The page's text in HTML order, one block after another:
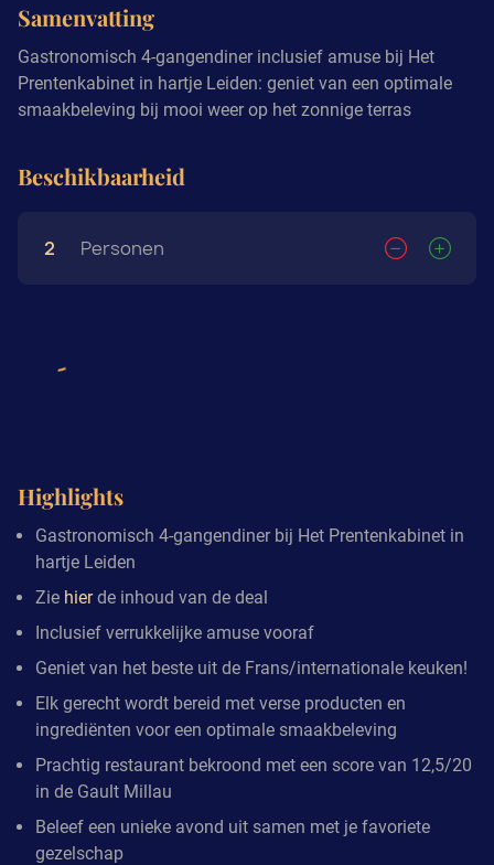
Samenvatting
Gastronomisch 4-gangendiner inclusief amuse bij Het
Prentenkabinet in hartje Leiden: geniet van een optimale
smaakbeleving bij mooi weer op het zonnige terras
Beschikbaarheid
2 Personen
Highlights
Gastronomisch 4-gangendiner bij Het Prentenkabinet in
hartje Leiden
Zie hierde inhoud van de deal
Inclusief verrukkelijke amuse vooraf
Geniet van het beste uit de Frans/internationale keuken!
Elk gerecht wordt bereid met verse producten en
ingrediënten voor een optimale smaakbeleving
Prachtig restaurant bekroond met een score van 12,5/20
in de Gault Millau
Beleef een unieke avond uit samen met je favoriete
gezelschap